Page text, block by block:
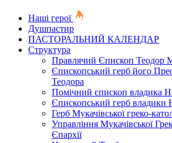
Наші герої
Душпастир
ПАСТОРАЛЬНИЙ КАЛЕНДАР
Структура
Правлячий Єпископ Теодор
Єпископський герб його
Теодора
Помічний єпископ владика
Єпископський герб владики
Герб Мукачівської греко-
Управління Мукачівської
Єпархії